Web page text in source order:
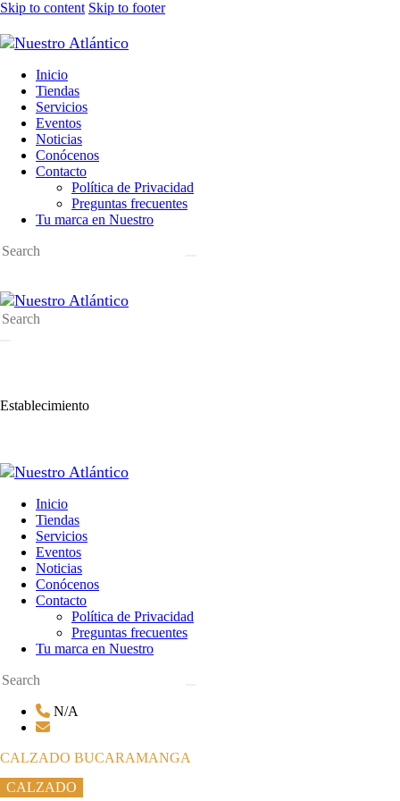
Skip to content Skip to footer
Inicio
Tiendas
Servicios
Eventos
Noticias
Conócenos
Contacto
Política de Privacidad
Preguntas frecuentes
Tu marca en Nuestro
Establecimiento
Inicio
Tiendas
Servicios
Eventos
Noticias
Conócenos
Contacto
Política de Privacidad
Preguntas frecuentes
Tu marca en Nuestro
N/A
CALZADO BUCARAMANGA
CALZADO